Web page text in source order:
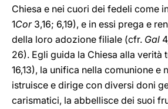
Chiesa e nei cuori dei fedeli come
1Cor3,16; 6,19), e in essi prega e
della loro adozione filiale (cfr. Gal
26). Egli guida la Chiesa alla verità
16,13), la unifica nella comunione e
istruisce e dirige con diversi doni
carismatici, la abbellisce dei suoi